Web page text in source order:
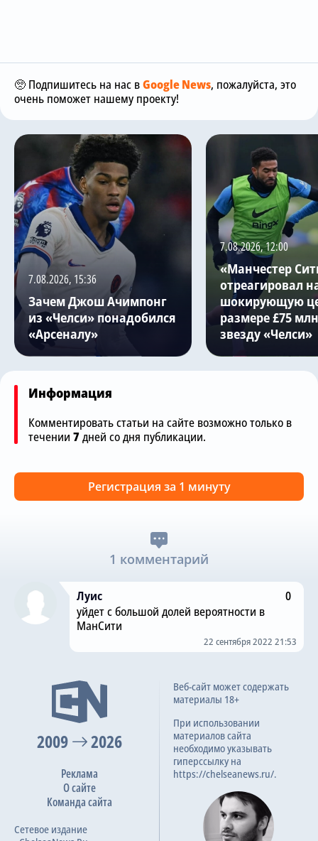
🥺 Подпишитесь на нас вGoogle News, пожалуйста, это
очень поможет нашему проекту!
7.08.2026, 15:36
Зачем Джош Ачимпонг
из «Челси» понадобился
«Арсеналу»
7.08.2026, 12:00
«Манчестер
отреагировал
шокирующую
размере £75
звезду «Челси»
Информация
Комментировать статьи на сайте возможно только в
течении 7дней со дня публикации.
Регистрация за 1 минуту
1 комментарий
Луис
0
уйдет с большой долей вероятности в
МанСити
22 сентября 2022 21:53
2009 2026
Реклама
О сайте
Команда сайта
Сетевое издание
Веб-сайт может содержать
материалы 18+
При использовании
материалов сайта
необходимо указывать
гиперссылку на
https://chelseanews.ru/.